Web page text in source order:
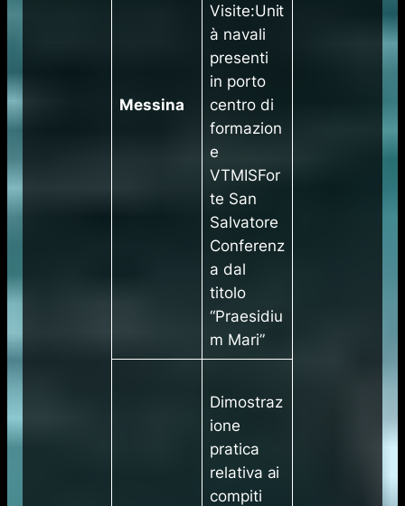
​Messina
Visite:Unit
à navali
presenti
in porto
centro di
formazion
e
VTMISFor
te San
Salvatore
Conferenz
a dal
titolo
“Praesidiu
m Mari”
Dimostraz
ione
pratica
relativa ai
compiti